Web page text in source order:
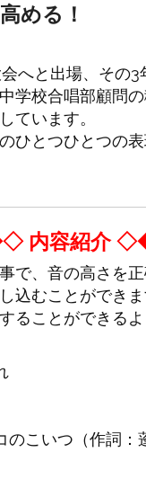
める！
へと出場、その3
学校合唱部顧問
ています。
ひとつひとつの
内容紹介
で、音の高さを
込むことができ
ることができるよ
こいつ（作詞：